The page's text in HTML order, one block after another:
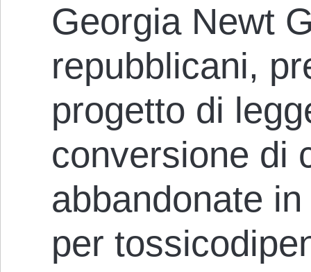
Georgia Newt
repubblicani,
progetto di
conversione di
abbandonate
per